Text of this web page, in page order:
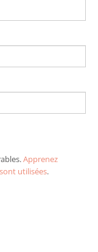
Apprenez
utilisées.